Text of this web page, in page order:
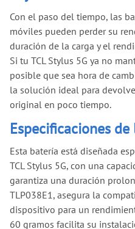
Con el paso del tiempo, las
móviles pueden perder su
duración de la carga y el
Si tu TCL Stylus 5G ya no
posible que sea hora de
la solución ideal para
original en poco tiempo.
Especificaciones
Esta batería está diseñada
TCL Stylus 5G, con una
garantiza una duración
TLP038E1, asegura la
dispositivo para un
60 gramos facilita su